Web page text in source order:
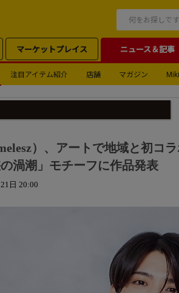
マーケットプレイス ニュース＆記事
注目アイテム紹介 店舗 マガジン
）、アートで地域と初コ
の渦潮」モチーフに作品発表
日 20:00